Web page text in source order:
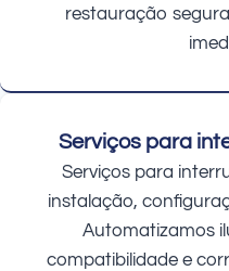
restauração
Serviços para
Serviços para
instalação,
Automatizamos
compatibilidade e